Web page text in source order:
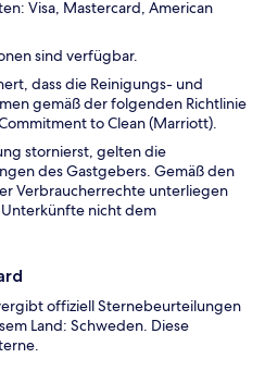
Visa, Mastercard, American
sind verfügbar.
dass die Reinigungs- und
gemäß der folgenden Richtlinie
to Clean (Marriott).
stornierst, gelten die
des Gastgebers. Gemäß den
Verbraucherrechte unterliegen
nicht dem
offiziell Sternebeurteilungen
Land: Schweden. Diese